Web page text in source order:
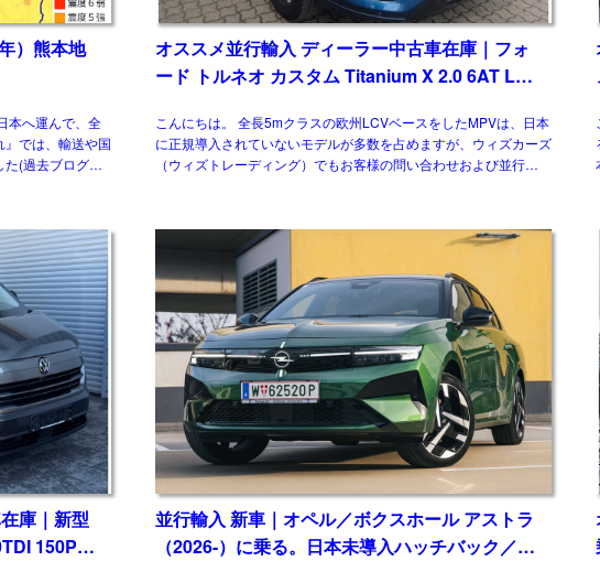
）熊本地
本へ運んで、全
では、輸送や国
(過去ブログ参
オススメ並行輸入 ディーラー中古車在庫｜フォ
ード トルネオ カスタム Titanium X 2.0 6AT L2
こんにちは。 全長5mクラスの欧州LCVベースをしたMPVは、日本
に正規導入されていないモデルが多数を占めますが、ウィズカーズ
（ウィズトレーディング）でもお客様の問い合わせおよび並行輸入
庫｜新型
150PS
並行輸入 新車｜オペル／ボクスホール アストラ
（2026-）に乗る。日本未導入ハッチバック／ワ